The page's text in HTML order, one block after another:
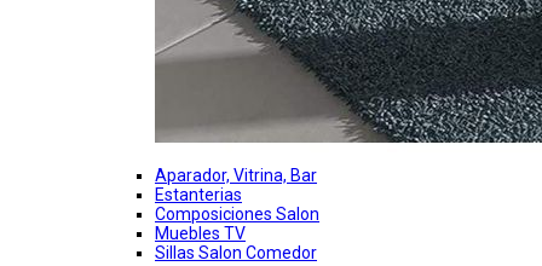
Aparador, Vitrina, Bar
Estanterias
Composiciones Salon
Muebles TV
Sillas Salon Comedor